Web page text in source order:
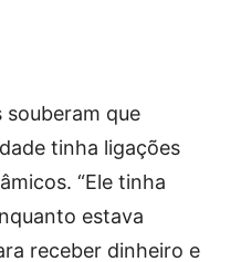
souberam que
tinha ligações
“Ele tinha
estava
receber dinheiro e